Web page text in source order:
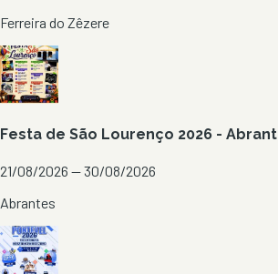
Ferreira do Zêzere
Festa de São Lourenço 2026 -
21/08/2026 — 30/08/2026
Abrantes